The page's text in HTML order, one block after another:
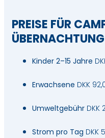
PREISE FÜR
Kinder 2–15 Jahre
Erwachsene DKK
Umweltgebühr DKK
Strom pro Tag DKK